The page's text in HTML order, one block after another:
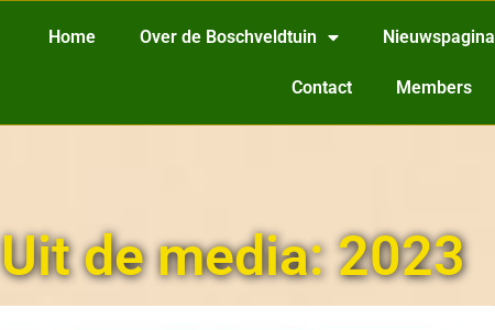
Home Over de Boschveldtuin Nieuwspagina
Contact Members
Uit de media: 2023